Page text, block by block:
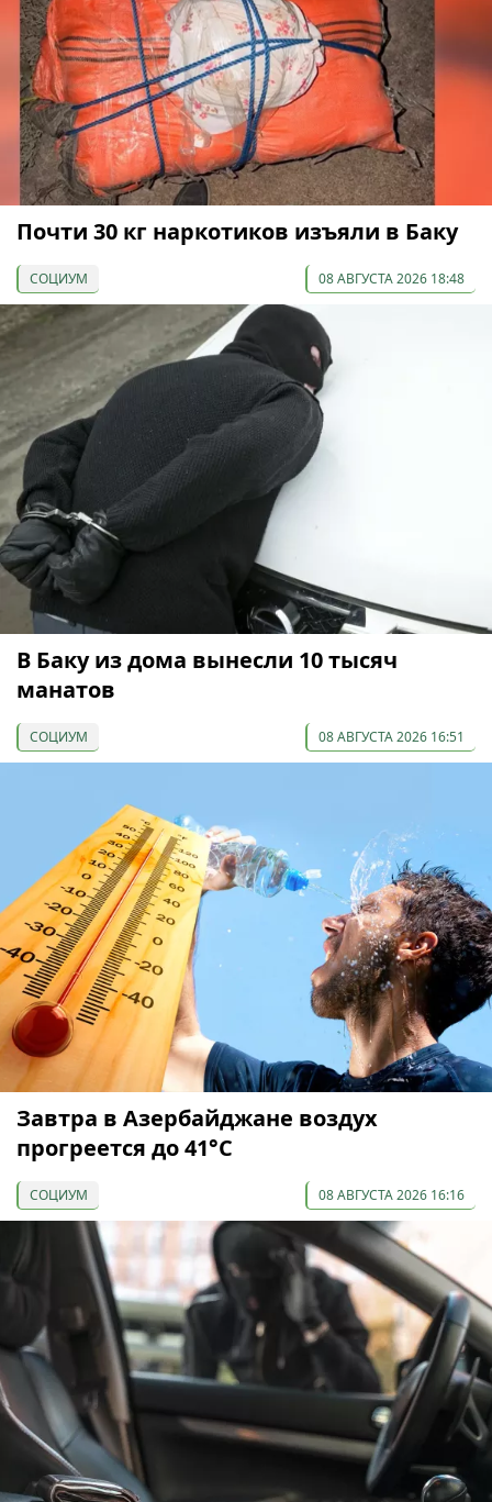
Почти 30 кг наркотиков изъяли в Баку
СОЦИУМ 08 АВГУСТА 2026 18:48
В Баку из дома вынесли 10 тысяч
манатов
СОЦИУМ 08 АВГУСТА 2026 16:51
Завтра в Азербайджане воздух
прогреется до 41°С
СОЦИУМ 08 АВГУСТА 2026 16:16